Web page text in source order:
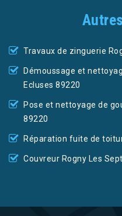
Travaux de zinguerie
Démoussage et
Ecluses 89220
Pose et nettoyage de
89220
Réparation fuite de
Couvreur Rogny Les